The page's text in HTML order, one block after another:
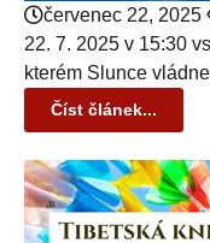
červenec 22, 2025
22. 7. 2025 v 15:30
kterém Slunce
Číst článek...